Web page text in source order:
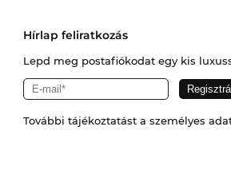
Hírlap feliratkozás
Lepd meg postafiókodat egy kis
További tájékoztatást a személyes